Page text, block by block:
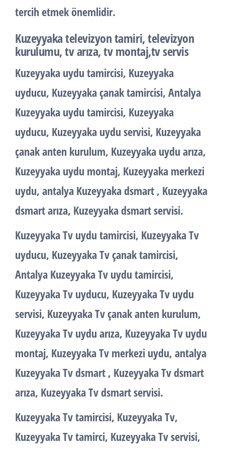
tercih etmek önemlidir.
Kuzeyyaka televizyon tamiri, televizyon
kurulumu, tv arıza, tv montaj,tv servis
Kuzeyyaka uydu tamircisi, Kuzeyyaka
uyducu, Kuzeyyaka çanak tamircisi, Antalya
Kuzeyyaka uydu tamircisi, Kuzeyyaka
uyducu, Kuzeyyaka uydu servisi, Kuzeyyaka
çanak anten kurulum, Kuzeyyaka uydu arıza,
Kuzeyyaka uydu montaj, Kuzeyyaka merkezi
uydu, antalya Kuzeyyaka dsmart , Kuzeyyaka
dsmart arıza, Kuzeyyaka dsmart servisi.
Kuzeyyaka Tv uydu tamircisi, Kuzeyyaka Tv
uyducu, Kuzeyyaka Tv çanak tamircisi,
Antalya Kuzeyyaka Tv uydu tamircisi,
Kuzeyyaka Tv uyducu, Kuzeyyaka Tv uydu
servisi, Kuzeyyaka Tv çanak anten kurulum,
Kuzeyyaka Tv uydu arıza, Kuzeyyaka Tv uydu
montaj, Kuzeyyaka Tv merkezi uydu, antalya
Kuzeyyaka Tv dsmart , Kuzeyyaka Tv dsmart
arıza, Kuzeyyaka Tv dsmart servisi.
Kuzeyyaka Tv tamircisi, Kuzeyyaka Tv,
Kuzeyyaka Tv tamirci, Kuzeyyaka Tv servisi,